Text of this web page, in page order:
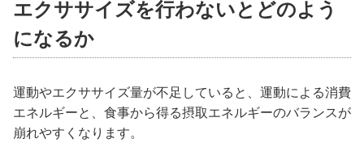
エクササイズを行わないとどのよう
になるか
運動やエクササイズ量が不足していると、運動による消費
エネルギーと、食事から得る摂取エネルギーのバランスが
崩れやすくなります。